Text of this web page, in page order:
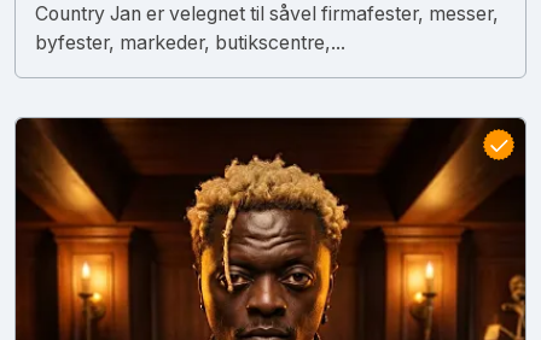
Country Jan er velegnet til såvel firmafester, messer,
byfester, markeder, butikscentre,...